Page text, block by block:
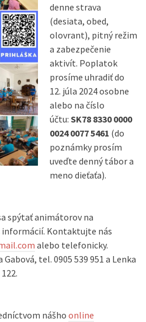
denne strava
(desiata, obed,
olovrant), pitný režim
a zabezpečenie
aktivít. Poplatok
prosíme uhradiť do
12. júla 2024 osobne
alebo na číslo
účtu: SK78 8330 0000
0024 0077 5461 (do
poznámky prosím
uveďte denný tábor a
meno dieťaťa).
spýtať animátorov na
Kontaktujte nás
alebo telefonicky.
tel. 0905 539 951 a Lenka
nášho online